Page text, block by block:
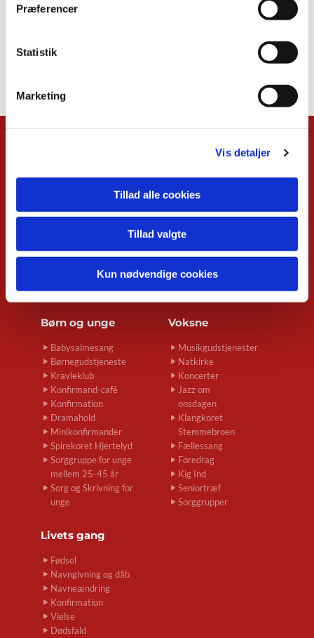
Præferencer
Statistik
Marketing
Vis detaljer
Tillad alle cookies
Tillad valgte
Kun nødvendige cookies
Overblik
Musikgudstjenester
Foredrag
Spirekoret Hjertelyd
Børn og unge
Babysalmesang
Børnegudstjeneste
Kravleklub
Konfirmand-café
Konfirmation
Dramahold
Minikonfirmander
Spirekoret Hjertelyd
Sorggruppe for unge
mellem 25-45 år
Sorg og Skrivning for
unge
Voksne
Musikgudstjenester
Natkirke
Koncerter
Jazz om
onsdagen
Klangkoret
Stemmebroen
Fællessang
Foredrag
Kig Ind
Seniortræf
Sorggrupper
Livets gang
Fødsel
Navngivning og dåb
Navneændring
Konfirmation
Vielse
Dødsfald